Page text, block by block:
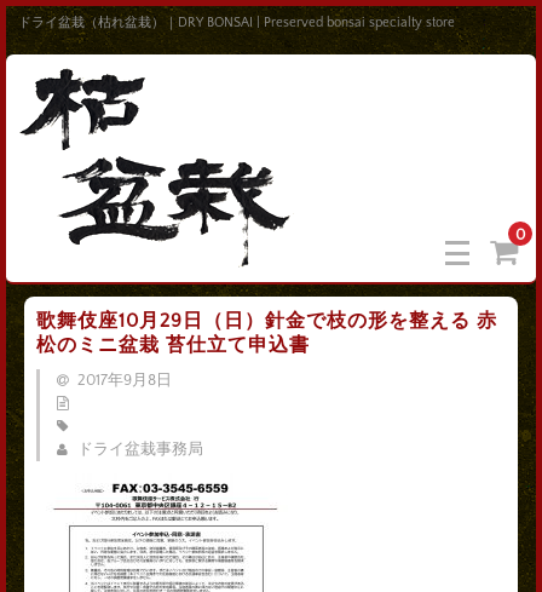
ドライ盆栽（枯れ盆栽）｜DRY BONSAI | Preserved bonsai specialty store
0
歌舞伎座10月29日（日）針金で枝の形を整える 赤
松のミニ盆栽 苔仕立て申込書
2017年9月8日
ドライ盆栽事務局